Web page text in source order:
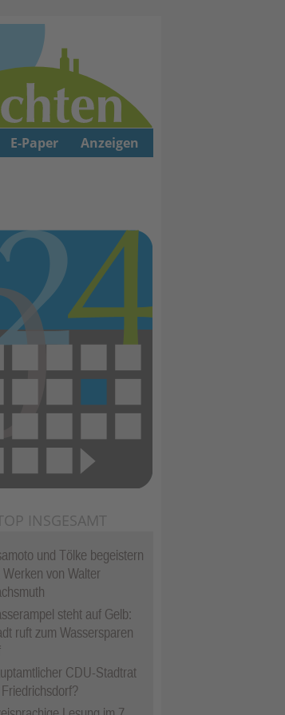
INSGESAMT
und Tölke begeistern
Werken von Walter
steht auf Gelb:
ruft zum Wassersparen
CDU-Stadtrat
E-Paper Anzeigen